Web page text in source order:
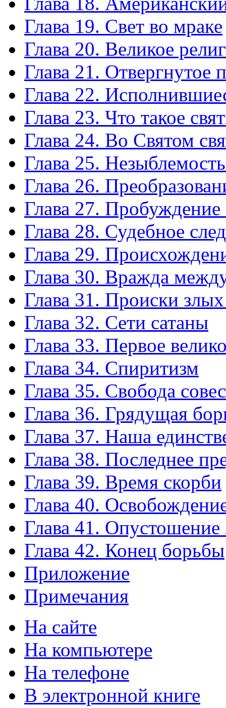
Глава 19. Свет во мраке
Глава 20. Великое
Глава 21. Отвергнутое
Глава 22.
Глава 23. Что такое
Глава 24. Во Святом
Глава 25.
Глава 26.
Глава 27.
Глава 28. Судебное
Глава 29.
Глава 30. Вражда
Глава 31. Происки
Глава 32. Сети сатаны
Глава 33. Первое
Глава 34. Спиритизм
Глава 35. Свобода
Глава 36. Грядущая
Глава 37. Наша
Глава 38. Последнее
Глава 39. Время скорби
Глава 40.
Глава 41. Опустошение
Глава 42. Конец борьбы
Приложение
Примечания
На сайте
На компьютере
На телефоне
В электронной книге